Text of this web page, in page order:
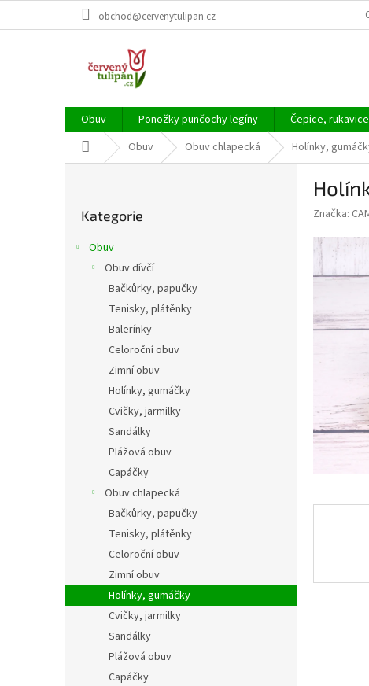
obchod@cervenytulipan.cz
Obuv Ponožky punčochy legíny Čepice, rukavice
Domů Obuv Obuv chlapecká Holínky,
kategorie
Kategorie
Obuv
Obuv dívčí
Bačkůrky, papučky
Tenisky, plátěnky
Balerínky
Celoroční obuv
Zimní obuv
Holínky, gumáčky
Cvičky, jarmilky
Sandálky
Plážová obuv
Capáčky
Obuv chlapecká
Bačkůrky, papučky
Tenisky, plátěnky
Celoroční obuv
Zimní obuv
Holínky, gumáčky
Cvičky, jarmilky
Sandálky
Plážová obuv
Capáčky
Značka: